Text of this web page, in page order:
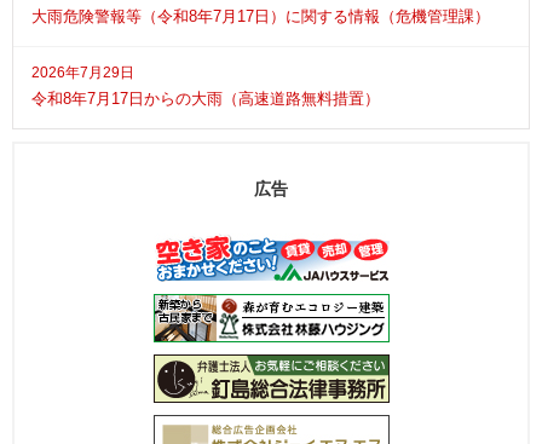
大雨危険警報等（令和8年7月17日）に関する情報（危機管理課）
2026年7月29日
令和8年7月17日からの大雨（高速道路無料措置）
広告